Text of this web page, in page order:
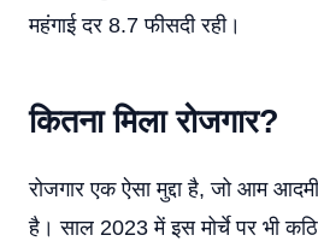
महंगाई दर 8.7 फीसदी रही।
कितना मिला रोजगार?
रोजगार एक ऐसा मुद्दा है, जो आम
है। साल 2023 में इस मोर्चे पर भी